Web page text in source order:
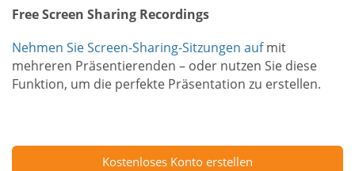
Free Screen Sharing Recordings
Nehmen Sie Screen-Sharing-Sitzungen aufmit
mehreren Präsentierenden – oder nutzen Sie diese
Funktion, um die perfekte Präsentation zu erstellen.
Kostenloses Konto erstellen